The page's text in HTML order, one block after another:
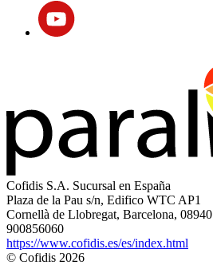
Cofidis S.A. Sucursal en España
Plaza de la Pau s/n, Edifico WTC AP1
Cornellà de Llobregat, Barcelona, 08940
900856060
https://www.cofidis.es/es/index.html
© Cofidis 2026